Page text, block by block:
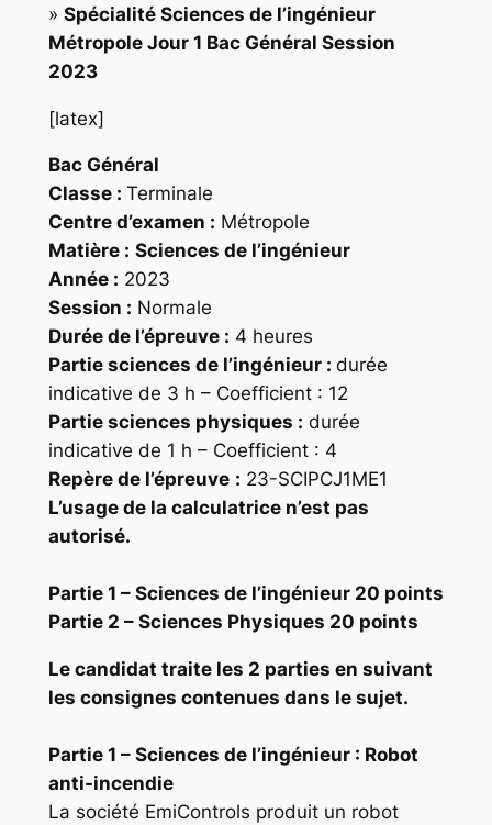
» Spécialité Sciences de l’ingénieur
Métropole Jour 1 Bac Général Session
2023
[latex]
Bac Général
Classe : Terminale
Centre d’examen : Métropole
Matière : Sciences de l’ingénieur
Année : 2023
Session : Normale
Durée de l’épreuve : 4 heures
Partie sciences de l’ingénieur : durée
indicative de 3 h – Coefficient : 12
Partie sciences physiques : durée
indicative de 1 h – Coefficient : 4
Repère de l’épreuve : 23-SCIPCJ1ME1
L’usage de la calculatrice n’est pas
autorisé.
Partie 1 – Sciences de l’ingénieur 20 points
Partie 2 – Sciences Physiques 20 points
Le candidat traite les 2 parties en suivant
les consignes contenues dans le sujet.
Partie 1 – Sciences de l’ingénieur : Robot
anti-incendie
La société EmiControls produit un robot